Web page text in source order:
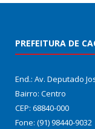
PREFEITURA DE
End.: Av. Deputado
Bairro: Centro
CEP: 68840-000
Fone: (91) 98440-9032